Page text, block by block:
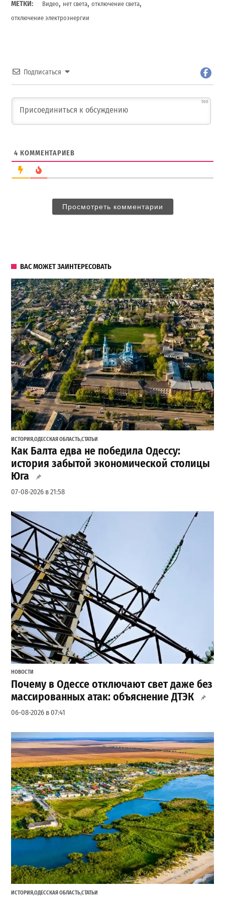
МЕТКИ: Видео, нет света,отключение света,
отключение электроэнергии
Подписаться
500
4 КОММЕНТАРИЕВ
Просмотреть комментарии
ВАС МОЖЕТ ЗАИНТЕРЕСОВАТЬ
ИСТОРИЯ,ОДЕССКАЯ ОБЛАСТЬ,СТАТЬИ
Как Балта едва не победила Одессу:
история забытой экономической столицы
Юга
07-08-2026 в 21:58
НОВОСТИ
Почему в Одессе отключают свет даже без
массированных атак: объяснение ДТЭК
06-08-2026 в 07:41
ИСТОРИЯ,ОДЕССКАЯ ОБЛАСТЬ,СТАТЬИ